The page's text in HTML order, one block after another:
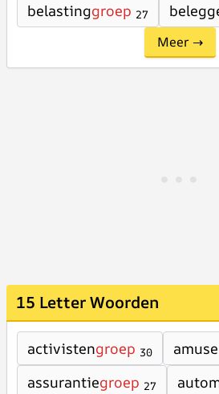
belastinggroep 27
Meer →
15 Letter Woorden
activistengroep 30
assurantiegroep 27